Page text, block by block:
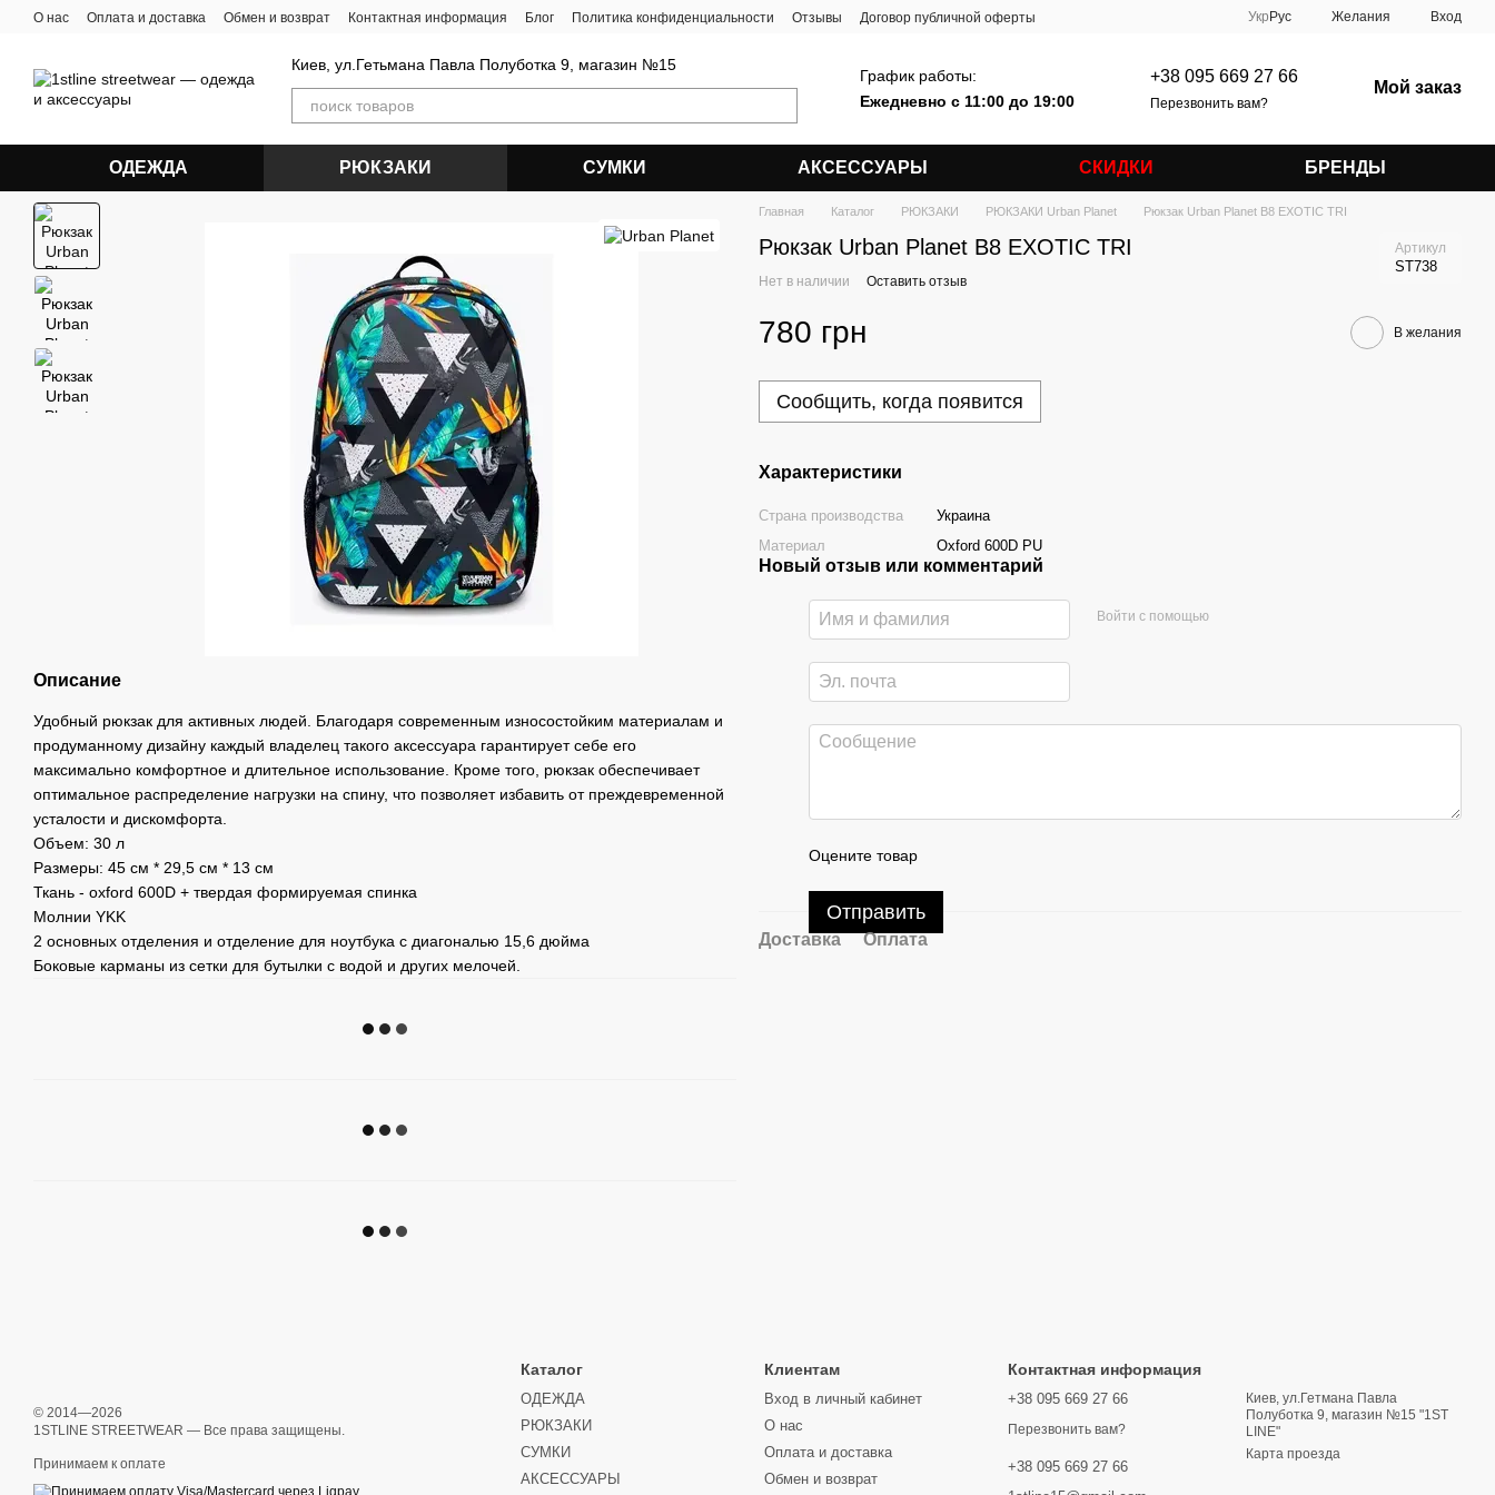
Перейти к основному контенту
О нас Оплата и доставка Обмен и возврат Контактная информация Блог Политика конфиденциальности Отзывы Договор публичной оферты Укр Рус Желания Вход
Киев, ул.Гетьмана Павла Полуботка 9, магазин №15
График работы:
Ежедневно с 11:00 до 19:00
+38 095 669 27 66
Перезвонить вам?
Мой заказ
ОДЕЖДА РЮКЗАКИ СУМКИ АКСЕССУАРЫ СКИДКИ БРЕНДЫ
Описание
Удобный рюкзак для активных людей. Благодаря современным износостойким материалам и
продуманному дизайну каждый владелец такого аксессуара гарантирует себе его
максимально комфортное и длительное использование. Кроме того, рюкзак обеспечивает
оптимальное распределение нагрузки на спину, что позволяет избавить от преждевременной
усталости и дискомфорта.
Объем: 30 л
Размеры: 45 см * 29,5 см * 13 см
Ткань - oxford 600D + твердая формируемая спинка
Молнии YKK
2 основных отделения и отделение для ноутбука с диагональю 15,6 дюйма
Боковые карманы из сетки для бутылки с водой и других мелочей.
Главная Каталог РЮКЗАКИ РЮКЗАКИ Urban Planet Рюкзак Urban Planet B8 EXOTIC TRI
Рюкзак Urban Planet B8 EXOTIC TRI Артикул
ST738
Нет в наличии Оставить отзыв
780 грн В желания
Сообщить, когда появится
Характеристики
Страна производства
Украина
Материал
Oxford 600D PU
Новый отзыв или комментарий
Войти с помощью
Оцените товар
Отправить
Доставка Оплата
© 2014—2026
1STLINE STREETWEAR — Все права защищены.
Принимаем к оплате
Каталог
ОДЕЖДА
РЮКЗАКИ
СУМКИ
АКСЕССУАРЫ
Клиентам
Вход в личный кабинет
О нас
Оплата и доставка
Обмен и возврат
Контактная информация
+38 095 669 27 66
Перезвонить вам?
+38 095 669 27 66
Киев, ул.Гетмана Павла
Полуботка 9, магазин №15 "1ST
LINE"
Карта проезда